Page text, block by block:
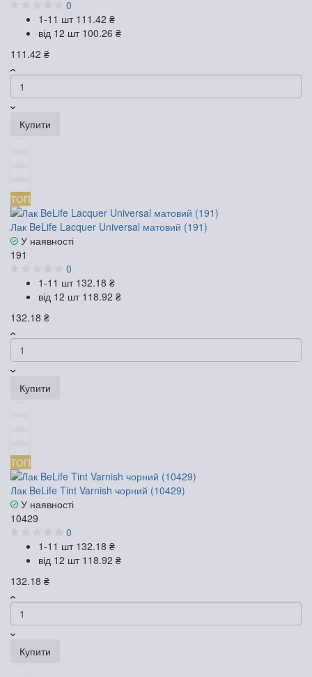
0
1-11 шт 111.42 ₴
від 12 шт 100.26 ₴
111.42 ₴
Купити
ТОП
Лак BeLife Lacquer Universal матовий (191)
У наявності
191
0
1-11 шт 132.18 ₴
від 12 шт 118.92 ₴
132.18 ₴
Купити
ТОП
Лак BeLife Tint Varnish чорний (10429)
У наявності
10429
0
1-11 шт 132.18 ₴
від 12 шт 118.92 ₴
132.18 ₴
Купити